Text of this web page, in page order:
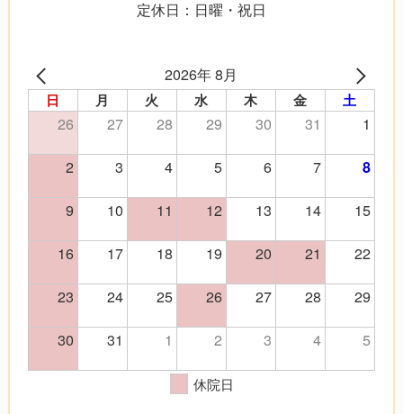
定休日：日曜・祝日
2026年 8月
日 月 火 水 木 金 土
26 27 28 29 30 31
1
2
3 4 5 6 7 8
9 10 11 12 13 14
15
16
17 18 19 20 21
22
23
24 25 26 27 28
29
30
31 1 2 3 4 5
休院日